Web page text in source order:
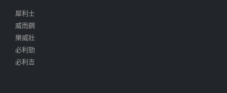
犀利士
威而鋼
樂威壯
必利勁
必利吉